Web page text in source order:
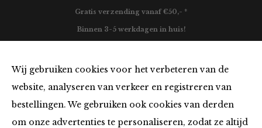
Wij gebruiken cookies voor het verbeteren van de
website, analyseren van verkeer en registreren van
bestellingen. We gebruiken ook cookies van derden
om onze advertenties te personaliseren, zodat ze altijd
Gratis verzending vanaf €50,- *
Binnen 3-5 werkdagen in huis!
Leon & Harper